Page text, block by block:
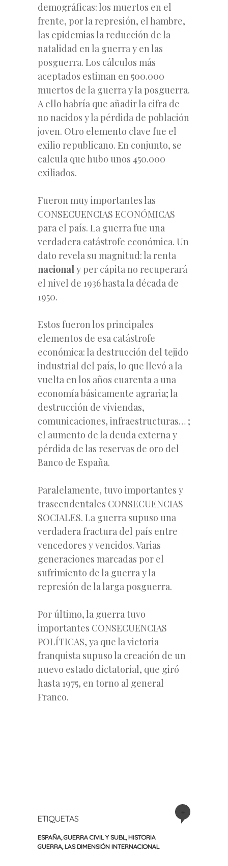
demográficas: los muertos en el
frente, por la represión, el hambre,
las epidemias la reducción de la
natalidad en la guerra y en las
posguerra. Los cálculos más
aceptados estiman en 500.000
muertos de la guerra y la posguerra.
A ello habría que añadir la cifra de
no nacidos y la pérdida de población
joven. Otro elemento clave fue el
exilio republicano. En conjunto, se
calcula que hubo unos 450.000
exiliados.
Fueron muy importantes las
CONSECUENCIAS ECONÓMICAS
para el país. La guerra fue una
verdadera catástrofe económica. Un
dato revela su magnitud: la renta
nacionaly per cápita no recuperará
el nivel de 1936 hasta la década de
1950.
Estos fueron los principales
elementos de esa catástrofe
económica: la destrucción del tejido
industrial del país, lo que llevó a la
vuelta en los años cuarenta a una
economía básicamente agraria; la
destrucción de viviendas,
comunicaciones, infraestructuras… ;
el aumento de la deuda externa y
pérdida de las reservas de oro del
Banco de España.
Paralelamente, tuvo importantes y
trascendentales CONSECUENCIAS
SOCIALES. La guerra supuso una
verdadera fractura del país entre
vencedores y vencidos. Varias
generaciones marcadas por el
sufrimiento de la guerra y la
represión de la larga posguerra.
Por último, la guerra tuvo
importantes CONSECUENCIAS
POLÍTICAS, ya que la victoria
franquista supuso la creación de un
nuevo estado dictatorial, que giró
hasta 1975, en torno al general
Franco.
ETIQUETAS
ESPAÑA ,GUERRA CIVIL Y SUBL HISTORIA
GUERRA LAS DIMENSIÓN INTERNACIONAL